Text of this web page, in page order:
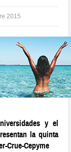
2015
y el
la quinta
Crue-Cepyme